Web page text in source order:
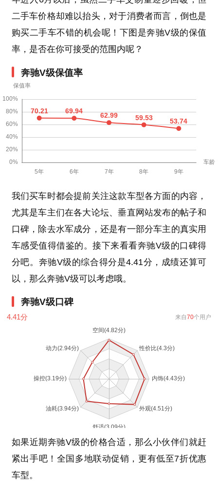
二手车价格却难以抬头，对于消费者而言，倒也是
购买二手车不错的机会呢！下图是奔驰V级的保值
率，是否在你可接受的范围内呢？
奔驰V级保值率
我们买车时都会提前关注这款车型各方面的内容，
尤其是车主们在各大论坛、垂直网站发布的帖子和
口碑，除去水军成分，还是有一部分车主的真实用
车感受值得借鉴的。接下来看看奔驰V级的口碑得
分吧。奔驰V级的综合得分是4.41分，成绩还算可
以，那么奔驰V级可以考虑哦。
奔驰V级口碑
4.41分 来自70个用户
如果近期奔驰V级的价格合适，那么小伙伴们就赶
紧出手吧！全国多地联动促销，更有低至7折优惠
车型。